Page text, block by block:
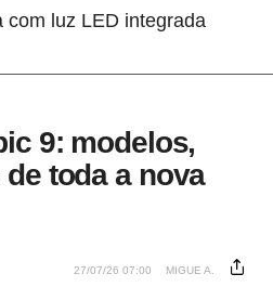
com luz LED integrada
9: modelos,
toda a nova
27/07/26 07:00 MIGUE A.